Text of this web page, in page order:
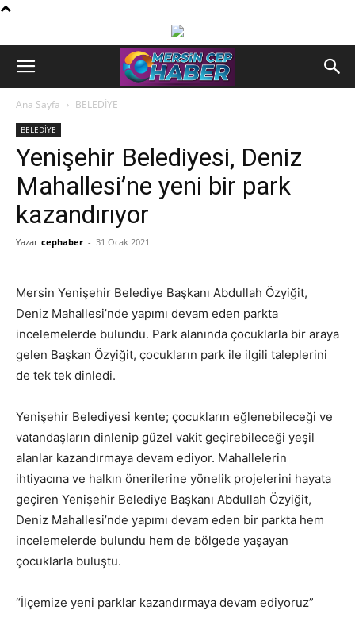
Ana Sayfa BELEDİYE
BELEDİYE
Yenişehir Belediyesi, Deniz
Mahallesi’ne yeni bir park
kazandırıyor
Yazar cephaber - 31 Ocak 2021
Mersin Yenişehir Belediye Başkanı Abdullah Özyiğit,
Deniz Mahallesi’nde yapımı devam eden parkta
incelemelerde bulundu. Park alanında çocuklarla bir araya
gelen Başkan Özyiğit, çocukların park ile ilgili taleplerini
de tek tek dinledi.
Yenişehir Belediyesi kente; çocukların eğlenebileceği ve
vatandaşların dinlenip güzel vakit geçirebileceği yeşil
alanlar kazandırmaya devam ediyor. Mahallelerin
ihtiyacına ve halkın önerilerine yönelik projelerini hayata
geçiren Yenişehir Belediye Başkanı Abdullah Özyiğit,
Deniz Mahallesi’nde yapımı devam eden bir parkta hem
incelemelerde bulundu hem de bölgede yaşayan
çocuklarla buluştu.
“İlçemize yeni parklar kazandırmaya devam ediyoruz”